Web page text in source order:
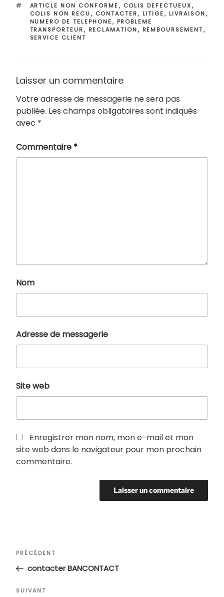
ÉTIQUETTES
ARTICLE NON CONFORME, COLIS DEFECTUEUX,
COLIS NON RECU, CONTACTER, LITIGE, LIVRAISON,
NUMERO DE TELEPHONE, PROBLEME
TRANSPORTEUR, RECLAMATION, REMBOURSEMENT,
SERVICE CLIENT
Laisser un commentaire
Votre adresse de messagerie ne sera pas
publiée. Les champs obligatoires sont indiqués
avec *
Commentaire *
Nom
Adresse de messagerie
Site web
Enregistrer mon nom, mon e-mail et mon
site web dans le navigateur pour mon prochain
commentaire.
Navigation
l’article
Article
précédent
PRÉCÉDENT
contacter BANCONTACT
Article
SUIVANT